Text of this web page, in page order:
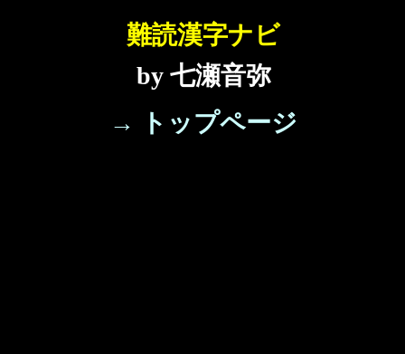
難読漢字ナビ
by 七瀬音弥
→ トップページ